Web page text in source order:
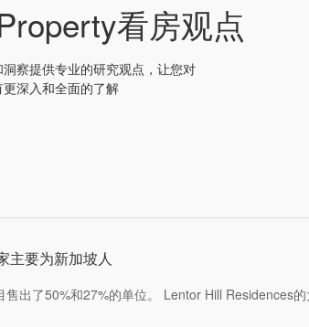
看房观点
察提供专业的研究观点，让您对
深入和全面的了解
主要为新加坡人
出了50%和27%的单位。 Lentor Hill Residences